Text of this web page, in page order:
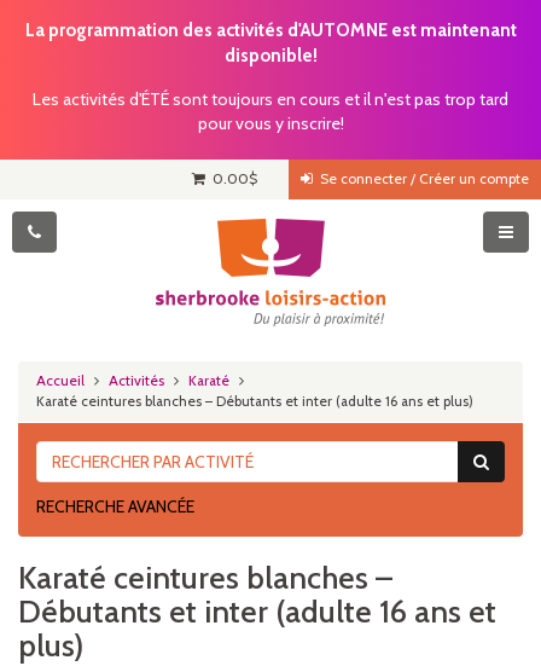
La programmation des activités d'AUTOMNE est maintenant
disponible!
Les activités d'ÉTÉ sont toujours en cours et il n'est pas trop tard
pour vous y inscrire!
Se connecter / Créer un compte
0.00$
Accueil Activités
Karaté
Karaté ceintures blanches – Débutants et inter (adulte 16 ans et plus)
RECHERCHE AVANCÉE
Karaté ceintures blanches –
Débutants et inter (adulte 16 ans et
plus)